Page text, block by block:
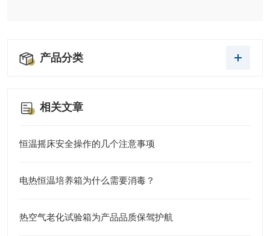
产品分类
相关文章
恒温摇床安全操作的几个注意事项
电热恒温培养箱为什么需要消毒？
热空气老化试验箱为产品品质保驾护航